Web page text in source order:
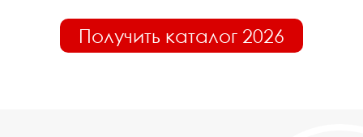
Получить каталог 2026